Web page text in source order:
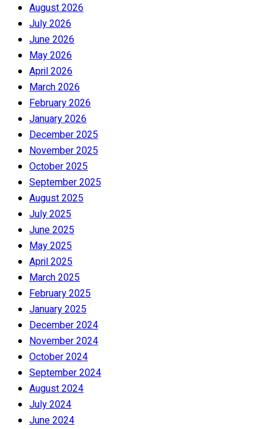
August 2026
July 2026
June 2026
May 2026
April 2026
March 2026
February 2026
January 2026
December 2025
November 2025
October 2025
September 2025
August 2025
July 2025
June 2025
May 2025
April 2025
March 2025
February 2025
January 2025
December 2024
November 2024
October 2024
September 2024
August 2024
July 2024
June 2024